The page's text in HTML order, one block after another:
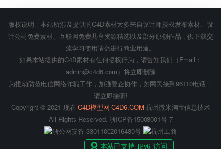
版权说明：本站所涉及提供的C4D素材大多来自设计师授权发布素材、设
计公司免费素材、互联网免费共享资源精选以及部分原创作品，供下载交
流学习使用请勿进行商业用途。
如果本站提供的C4D素材有任何侵权行为，请告知我们（Email：
admin@c4d6.com）将立即删除
为推动防范电信网络诈骗工作，加强警企协作，如网民接到96110电话，
请立即接听!
Copyright © 2021-现在 C4D模型网 C4D6.COM 杭州微米淘宝信息技术
All Rights Reserved. 浙ICP备15008001号-7
浙公网安备 33011002016480号
杭州工商